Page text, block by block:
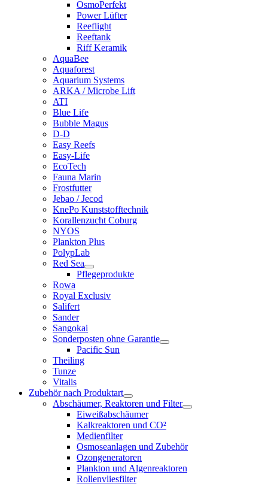
OsmoPerfekt
Power Lüfter
Reeflight
Reeftank
Riff Keramik
AquaBee
Aquaforest
Aquarium Systems
ARKA / Microbe Lift
ATI
Blue Life
Bubble Magus
D-D
Easy Reefs
Easy-Life
EcoTech
Fauna Marin
Frostfutter
Jebao / Jecod
KnePo Kunststofftechnik
Korallenzucht Coburg
NYOS
Plankton Plus
PolypLab
Red Sea
Pflegeprodukte
Rowa
Royal Exclusiv
Salifert
Sander
Sangokai
Sonderposten ohne Garantie
Pacific Sun
Theiling
Tunze
Vitalis
Zubehör nach Produktart
Abschäumer, Reaktoren und Filter
Eiweißabschäumer
Kalkreaktoren und CO²
Medienfilter
Osmoseanlagen und Zubehör
Ozongeneratoren
Plankton und Algenreaktoren
Rollenvliesfilter